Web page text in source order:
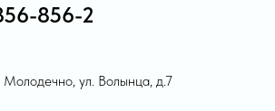
856-2
Молодечно, ул. Волынца, д.7